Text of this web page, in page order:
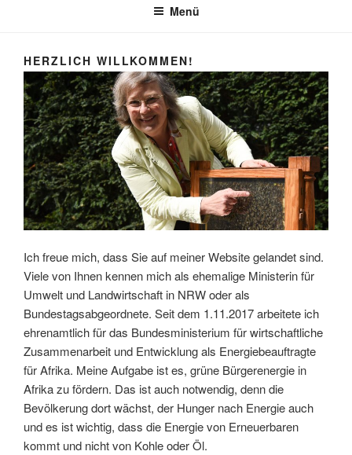
Menü
HERZLICH WILLKOMMEN!
Ich freue mich, dass Sie auf meiner Website gelandet sind.
Viele von Ihnen kennen mich als ehemalige Ministerin für
Umwelt und Landwirtschaft in NRW oder als
Bundestagsabgeordnete. Seit dem 1.11.2017 arbeitete ich
ehrenamtlich für das Bundesministerium für wirtschaftliche
Zusammenarbeit und Entwicklung als Energiebeauftragte
für Afrika. Meine Aufgabe ist es, grüne Bürgerenergie in
Afrika zu fördern. Das ist auch notwendig, denn die
Bevölkerung dort wächst, der Hunger nach Energie auch
und es ist wichtig, dass die Energie von Erneuerbaren
kommt und nicht von Kohle oder Öl.